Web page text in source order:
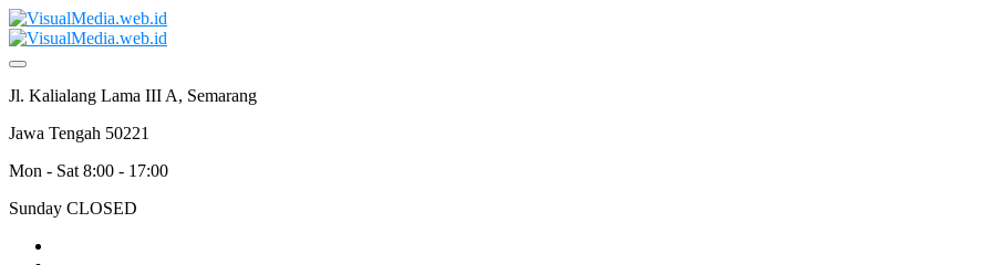
Jl. Kalialang Lama III A, Semarang
Jawa Tengah 50221
Mon - Sat 8:00 - 17:00
Sunday CLOSED